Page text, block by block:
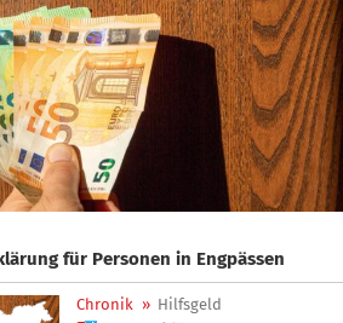
für Personen in Engpässen
Chronik » Hilfsgeld